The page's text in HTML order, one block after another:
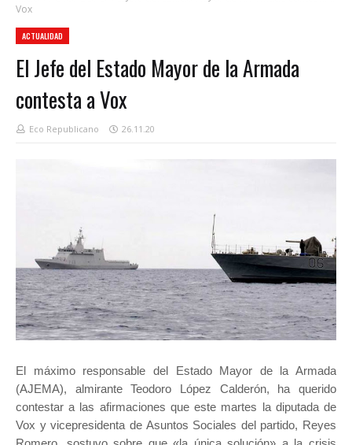
Vox
ACTUALIDAD
El Jefe del Estado Mayor de la Armada
contesta a Vox
Eco Republicano 26.11.20
El máximo responsable del Estado Mayor de la Armada
(AJEMA), almirante Teodoro López Calderón, ha querido
contestar a las afirmaciones que este martes la diputada de
Vox y vicepresidenta de Asuntos Sociales del partido, Reyes